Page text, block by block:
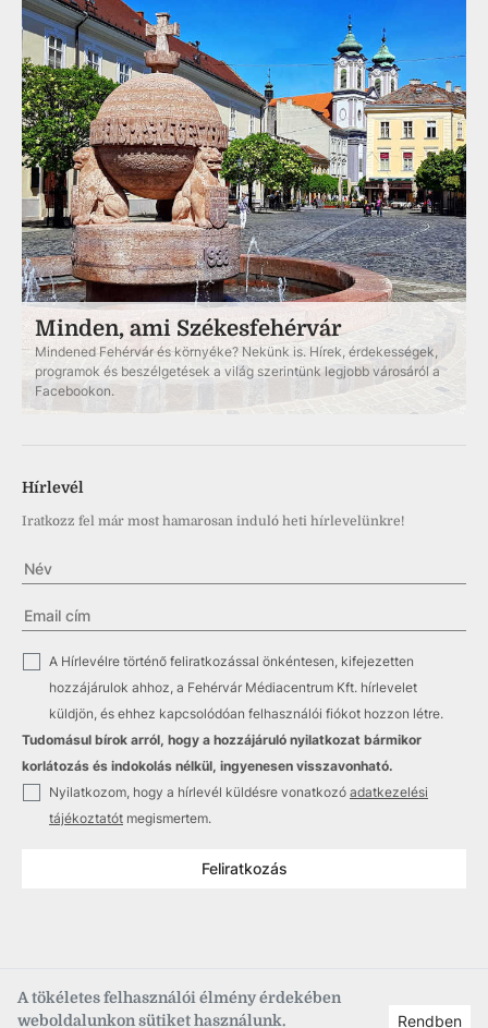
A tökéletes felhasználói élmény érdekében
weboldalunkon sütiket használunk.
Rendben
Minden, ami Székesfehérvár
Mindened Fehérvár és környéke? Nekünk is. Hírek, érdekességek,
programok és beszélgetések a világ szerintünk legjobb városáról a
Facebookon.
Hírlevél
Iratkozz fel már most hamarosan induló heti hírlevelünkre!
A Hírlevélre történő feliratkozással önkéntesen, kifejezetten
hozzájárulok ahhoz, a Fehérvár Médiacentrum Kft. hírlevelet
küldjön, és ehhez kapcsolódóan felhasználói fiókot hozzon létre.
Tudomásul bírok arról, hogy a hozzájáruló nyilatkozat bármikor
korlátozás és indokolás nélkül, ingyenesen visszavonható.
Nyilatkozom, hogy a hírlevél küldésre vonatkozó adatkezelési
tájékoztatót megismertem.
Feliratkozás